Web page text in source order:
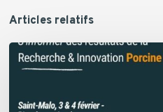
Articles relatifs
Les
Journées